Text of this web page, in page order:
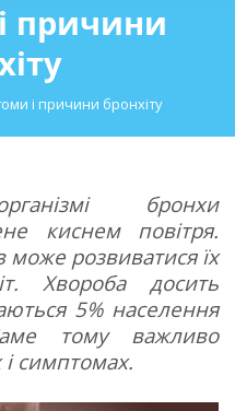
причини
і причини бронхіту
бронхи
киснем повітря.
може розвиватися їх
Хвороба досить
5% населення
тому важливо
симптомах.